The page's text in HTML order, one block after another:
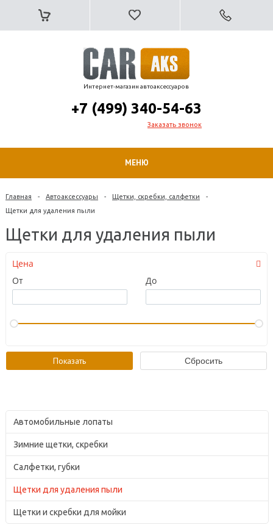
Интернет-магазин автоаксессуаров
+7 (499) 340-54-63
Заказать звонок
МЕНЮ
Главная - Автоаксессуары - Щетки, скребки, салфетки
-
Щетки для удаления пыли
Щетки для удаления пыли
Цена
От
До
Автомобильные лопаты
Зимние щетки, скребки
Салфетки, губки
Щетки для удаления пыли
Щетки и скребки для мойки